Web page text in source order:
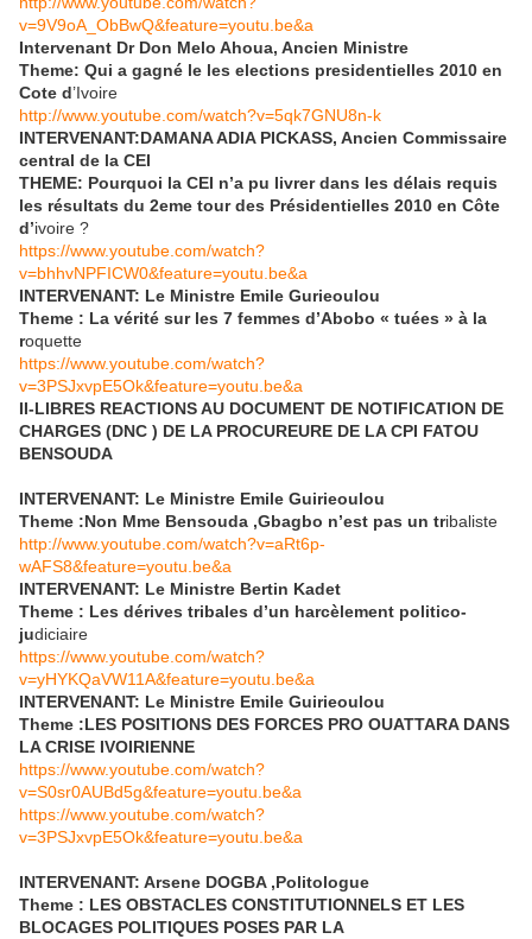
v=9V9oA_ObBwQ&feature=youtu.be&a
Intervenant Dr Don Melo Ahoua, Ancien Ministre
Theme: Qui a gagné le les elections presidentielles 2010 en
Cote d’Ivoire
http://www.youtube.com/watch?v=5qk7GNU8n-k
INTERVENANT:DAMANA ADIA PICKASS, Ancien Commissaire
central de la CEI
THEME: Pourquoi la CEI n’a pu livrer dans les délais requis
les résultats du 2eme tour des Présidentielles 2010 en Côte
d’ivoire ?
https://www.youtube.com/watch?
v=bhhvNPFICW0&feature=youtu.be&a
INTERVENANT: Le Ministre Emile Gurieoulou
Theme : La vérité sur les 7 femmes d’Abobo « tuées » à la
roquette
https://www.youtube.com/watch?
v=3PSJxvpE5Ok&feature=youtu.be&a
II-LIBRES REACTIONS AU DOCUMENT DE NOTIFICATION DE
CHARGES (DNC ) DE LA PROCUREURE DE LA CPI FATOU
BENSOUDA
INTERVENANT: Le Ministre Emile Guirieoulou
Theme :Non Mme Bensouda ,Gbagbo n’est pas un tribaliste
http://www.youtube.com/watch?v=aRt6p-
wAFS8&feature=youtu.be&a
INTERVENANT: Le Ministre Bertin Kadet
Theme : Les dérives tribales d’un harcèlement politico-
judiciaire
https://www.youtube.com/watch?
v=yHYKQaVW11A&feature=youtu.be&a
INTERVENANT: Le Ministre Emile Guirieoulou
Theme :LES POSITIONS DES FORCES PRO OUATTARA DANS
LA CRISE IVOIRIENNE
https://www.youtube.com/watch?
v=S0sr0AUBd5g&feature=youtu.be&a
https://www.youtube.com/watch?
v=3PSJxvpE5Ok&feature=youtu.be&a
INTERVENANT: Arsene DOGBA ,Politologue
Theme : LES OBSTACLES CONSTITUTIONNELS ET LES
BLOCAGES POLITIQUES POSES PAR LA